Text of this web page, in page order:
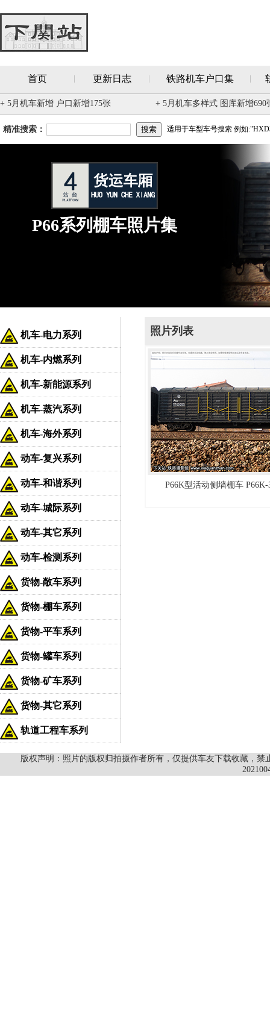
首页 更新日志 铁路机车户口集
+ 5月机车新增 户口新增175张 + 5月机车多样式 图库新增690
精准搜索： 适用于车型车号搜索 例如
P66系列棚车照片集
机车-电力系列
机车-内燃系列
机车-新能源系列
机车-蒸汽系列
机车-海外系列
动车-复兴系列
动车-和谐系列
动车-城际系列
动车-其它系列
动车-检测系列
货物-敞车系列
货物-棚车系列
货物-平车系列
货物-罐车系列
货物-矿车系列
货物-其它系列
轨道工程车系列
照片列表
P66K型活动侧墙棚车 P66K-
版权声明：照片的版权归拍摄作者所有，仅提供车友下载收藏，